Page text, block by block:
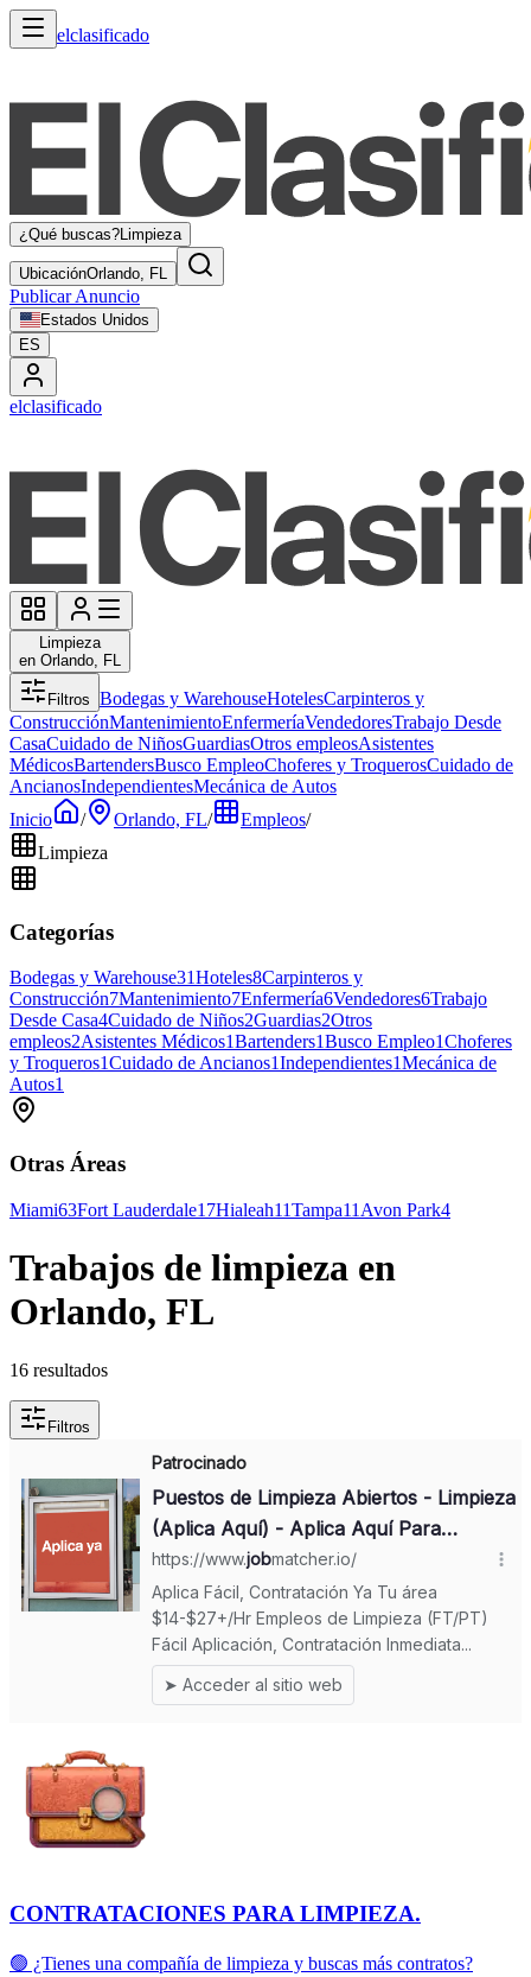
elclasificado
¿Qué buscas?Limpieza
UbicaciónOrlando, FL
Publicar Anuncio
Estados Unidos
ES
elclasificado
Limpieza
en Orlando, FL
Filtros Bodegas y WarehouseHotelesCarpinteros y
ConstrucciónMantenimientoEnfermeríaVendedoresTrabajo Desde
CasaCuidado de NiñosGuardiasOtros empleosAsistentes
MédicosBartendersBusco EmpleoChoferes y TroquerosCuidado de
AncianosIndependientesMecánica de Autos
Inicio
/ Orlando, FL/ Empleos/
Limpieza
Categorías
Bodegas y Warehouse31Hoteles8Carpinteros y
Construcción7Mantenimiento7Enfermería6Vendedores6Trabajo
Desde Casa4Cuidado de Niños2Guardias2Otros
empleos2Asistentes Médicos1Bartenders1Busco Empleo1Choferes
y Troqueros1Cuidado de Ancianos1Independientes1Mecánica de
Autos1
Otras Áreas
Miami63Fort Lauderdale17Hialeah11Tampa11 Avon Park4
Trabajos de limpieza en
Orlando, FL
16 resultados
Filtros
CONTRATACIONES PARA LIMPIEZA.
🟢 ¿Tienes una compañía de limpieza y buscas más contratos?